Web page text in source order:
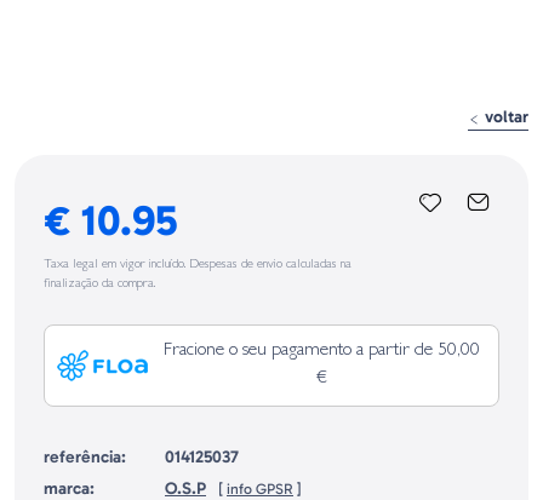
voltar
€ 10.95
Taxa legal em vigor incluído. Despesas de envio calculadas na
finalização da compra.
Fracione o seu pagamento a partir de 50,00
€
referência:
014125037
marca:
O.S.P [ info GPSR ]